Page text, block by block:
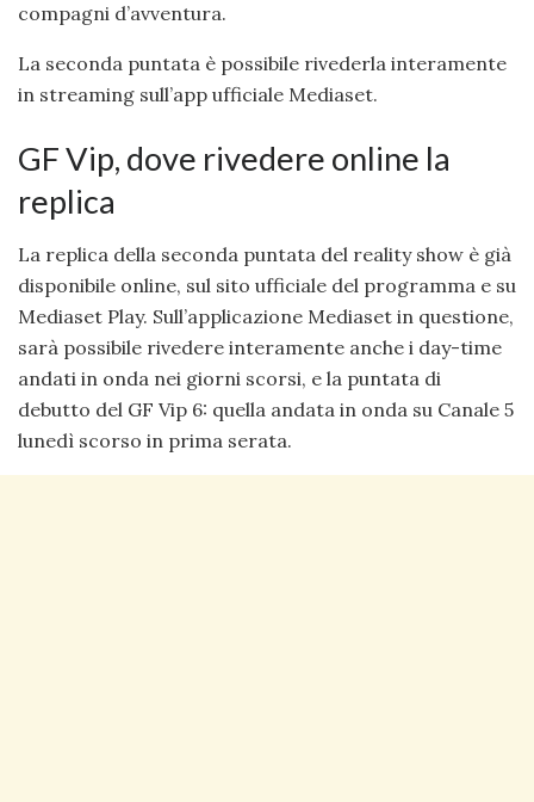
compagni d’avventura.
La seconda puntata è possibile rivederla interamente
in streaming sull’app ufficiale Mediaset.
GF Vip, dove rivedere online la
replica
La replica della seconda puntata del reality show è già
disponibile online, sul sito ufficiale del programma e su
Mediaset Play. Sull’applicazione Mediaset in questione,
sarà possibile rivedere interamente anche i day-time
andati in onda nei giorni scorsi, e la puntata di
debutto del GF Vip 6: quella andata in onda su Canale 5
lunedì scorso in prima serata.